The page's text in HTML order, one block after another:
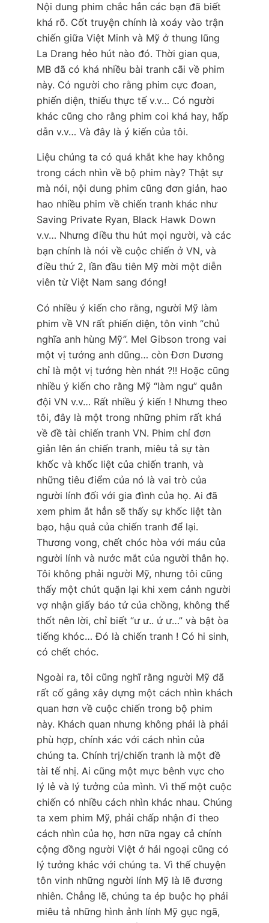
Nội dung phim chắc hẳn các bạn đã biết
khá rõ. Cốt truyện chính là xoáy vào trận
chiến giữa Việt Minh và Mỹ ở thung lũng
La Drang hẻo hút nào đó. Thời gian qua,
MB đã có khá nhiều bài tranh cãi về phim
này. Có người cho rằng phim cực đoan,
phiến diện, thiếu thực tế v.v… Có người
khác cũng cho rằng phim coi khá hay, hấp
dẫn v.v… Và đây là ý kiến của tôi.
Liệu chúng ta có quá khắt khe hay không
trong cách nhìn về bộ phim này? Thật sự
mà nói, nội dung phim cũng đơn giản, hao
hao nhiều phim về chiến tranh khác như
Saving Private Ryan, Black Hawk Down
v.v… Nhưng điều thu hút mọi người, và các
bạn chính là nói về cuộc chiến ở VN, và
điều thứ 2, lần đầu tiên Mỹ mời một diễn
viên từ Việt Nam sang đóng!
Có nhiều ý kiến cho rằng, người Mỹ làm
phim về VN rất phiến diện, tôn vinh “chủ
nghĩa anh hùng Mỹ”. Mel Gibson trong vai
một vị tướng anh dũng… còn Đơn Dương
chỉ là một vị tướng hèn nhát ?!! Hoặc cũng
nhiều ý kiến cho rằng Mỹ “làm ngu” quân
đội VN v.v… Rất nhiều ý kiến ! Nhưng theo
tôi, đây là một trong những phim rất khá
về đề tài chiến tranh VN. Phim chỉ đơn
giản lên án chiến tranh, miêu tả sự tàn
khốc và khốc liệt của chiến tranh, và
những tiêu điểm của nó là vai trò của
người lính đối với gia đình của họ. Ai đã
xem phim ắt hẳn sẽ thấy sự khốc liệt tàn
bạo, hậu quả của chiến tranh để lại.
Thương vong, chết chóc hòa với máu của
người lính và nước mắt của người thân họ.
Tôi không phải người Mỹ, nhưng tôi cũng
thấy một chút quặn lại khi xem cảnh người
vợ nhận giấy báo tử của chồng, không thể
thốt nên lời, chỉ biết “ư ư.. ứ ư…” và bật òa
tiếng khóc… Đó là chiến tranh ! Có hi sinh,
có chết chóc.
Ngoài ra, tôi cũng nghĩ rằng người Mỹ đã
rất cố gắng xây dựng một cách nhìn khách
quan hơn về cuộc chiến trong bộ phim
này. Khách quan nhưng không phải là phải
phù hợp, chính xác với cách nhìn của
chúng ta. Chính trị/chiến tranh là một đề
tài tế nhị. Ai cũng một mực bênh vực cho
lý lẻ và lý tưởng của mình. Vì thế một cuộc
chiến có nhiều cách nhìn khác nhau. Chúng
ta xem phim Mỹ, phải chấp nhận đi theo
cách nhìn của họ, hơn nữa ngay cả chính
cộng đồng người Việt ở hải ngoại cũng có
lý tưởng khác với chúng ta. Vì thế chuyện
tôn vinh những người lính Mỹ là lẽ đương
nhiên. Chẳng lẽ, chúng ta ép buộc họ phải
miêu tả những hình ảnh lính Mỹ gục ngã,